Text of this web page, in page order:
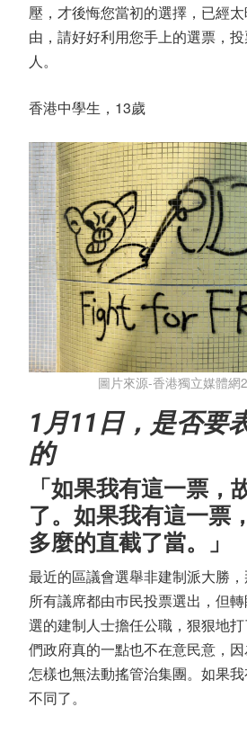
壓，才後悔您當初的選擇，已經
由，請好好利用您手上的選票，
人。
香港中學生，13歲
圖片來源-香港獨立媒體網
1月11日，是否要
的
「如果我有這一票，
了。如果我有這一票
多麼的直截了當。」
最近的區議會選舉非建制派大勝
所有議席都由巿民投票選出，但
選的建制人士擔任公職，狠狠地
們政府真的一點也不在意民意，
怎樣也無法動搖管治集團。如果
不同了。